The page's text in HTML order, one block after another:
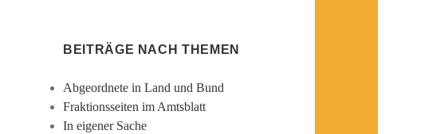
BEITRÄGE NACH THEMEN
Abgeordnete in Land und Bund
Fraktionsseiten im Amtsblatt
In eigener Sache